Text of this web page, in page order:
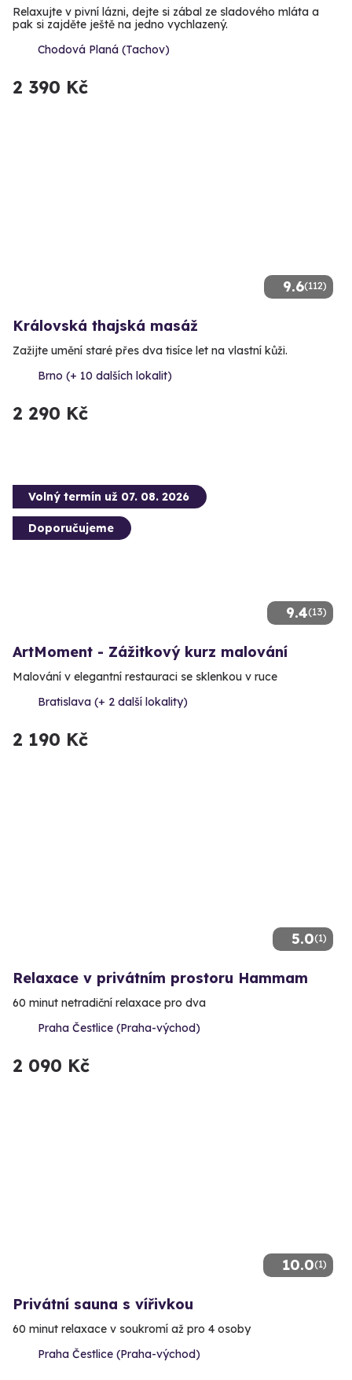
Relaxujte v pivní lázni, dejte si zábal ze sladového mláta a
pak si zajděte ještě na jedno vychlazený.
Chodová Planá (Tachov)
2 390 Kč
9.6(112)
Královská thajská masáž
Zažijte umění staré přes dva tisíce let na vlastní kůži.
Brno (+ 10 dalších lokalit)
2 290 Kč
9.4(13)
Volný termín už 07. 08. 2026
Doporučujeme
ArtMoment - Zážitkový kurz malování
Malování v elegantní restauraci se sklenkou v ruce
Bratislava (+ 2 další lokality)
2 190 Kč
5.0(1)
Relaxace v privátním prostoru Hammam
60 minut netradiční relaxace pro dva
Praha Čestlice (Praha-východ)
2 090 Kč
10.0(1)
Privátní sauna s vířivkou
60 minut relaxace v soukromí až pro 4 osoby
Praha Čestlice (Praha-východ)